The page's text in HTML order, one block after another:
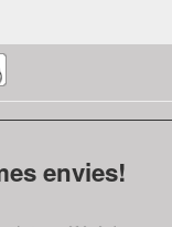
envies!